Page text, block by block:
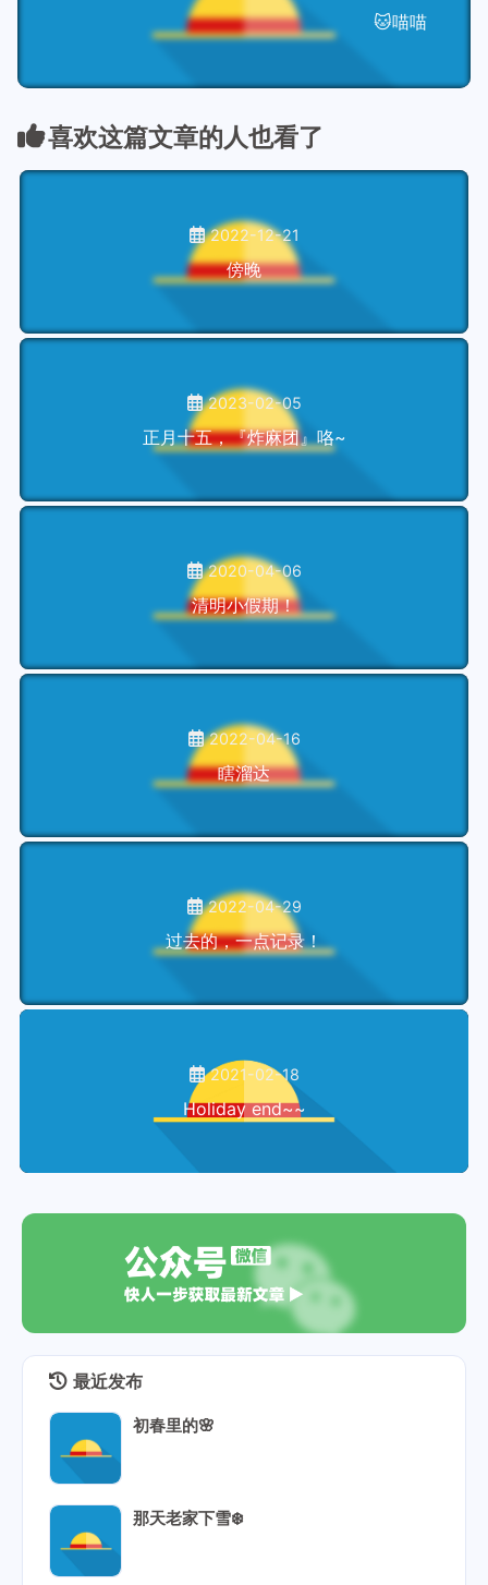
🐱喵喵
喜欢这篇文章的人也看了
2022-12-21
傍晚
2023-02-05
正月十五，『炸麻团』咯~
2020-04-06
清明小假期！
2022-04-16
瞎溜达
2022-04-29
过去的，一点记录！
2021-02-18
Holiday end~~
最近发布
初春里的🌸
那天老家下雪❄️